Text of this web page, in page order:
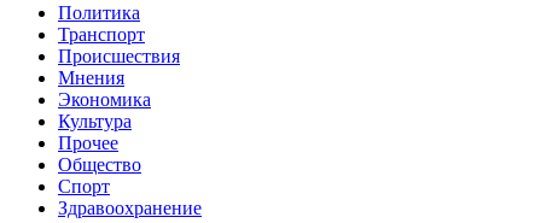
Политика
Транспорт
Происшествия
Мнения
Экономика
Культура
Прочее
Общество
Спорт
Здравоохранение